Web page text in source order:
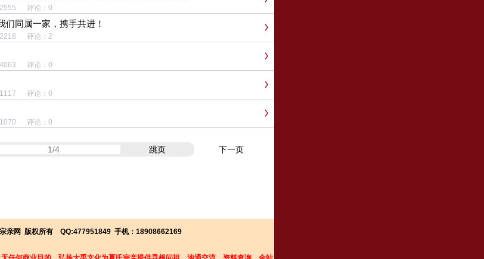
评论：0
们同属一家，携手共进！
评论：2
评论：0
评论：0
评论：0
跳页 下一页
亲网 版权所有 QQ:477951849 手机：18908662169